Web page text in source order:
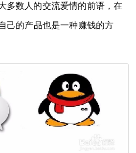
多数人的交流爱情的前语，在
己的产品也是一种赚钱的方